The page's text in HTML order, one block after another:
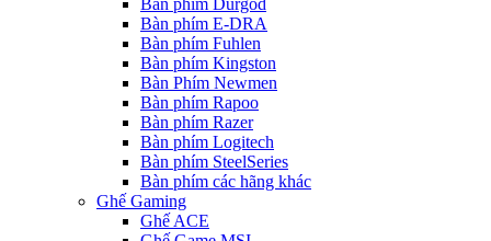
Bàn phím Durgod
Bàn phím E-DRA
Bàn phím Fuhlen
Bàn phím Kingston
Bàn Phím Newmen
Bàn phím Rapoo
Bàn phím Razer
Bàn phím Logitech
Bàn phím SteelSeries
Bàn phím các hãng khác
Ghế Gaming
Ghế ACE